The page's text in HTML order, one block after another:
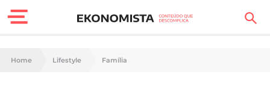
Finanças Pessoais
Home Lifestyle Família